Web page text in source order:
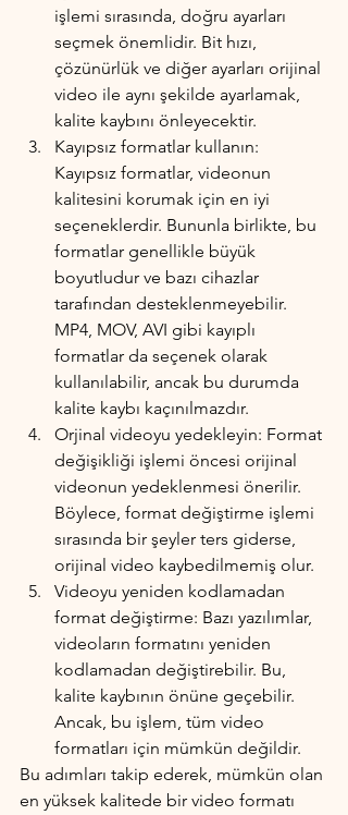
işlemi sırasında, doğru ayarları
seçmek önemlidir. Bit hızı,
çözünürlük ve diğer ayarları orijinal
video ile aynı şekilde ayarlamak,
kalite kaybını önleyecektir.
Kayıpsız formatlar kullanın:
Kayıpsız formatlar, videonun
kalitesini korumak için en iyi
seçeneklerdir. Bununla birlikte, bu
formatlar genellikle büyük
boyutludur ve bazı cihazlar
tarafından desteklenmeyebilir.
MP4, MOV, AVI gibi kayıplı
formatlar da seçenek olarak
kullanılabilir, ancak bu durumda
kalite kaybı kaçınılmazdır.
Orjinal videoyu yedekleyin: Format
değişikliği işlemi öncesi orijinal
videonun yedeklenmesi önerilir.
Böylece, format değiştirme işlemi
sırasında bir şeyler ters giderse,
orijinal video kaybedilmemiş olur.
Videoyu yeniden kodlamadan
format değiştirme: Bazı yazılımlar,
videoların formatını yeniden
kodlamadan değiştirebilir. Bu,
kalite kaybının önüne geçebilir.
Ancak, bu işlem, tüm video
formatları için mümkün değildir.
Bu adımları takip ederek, mümkün olan
en yüksek kalitede bir video formatı